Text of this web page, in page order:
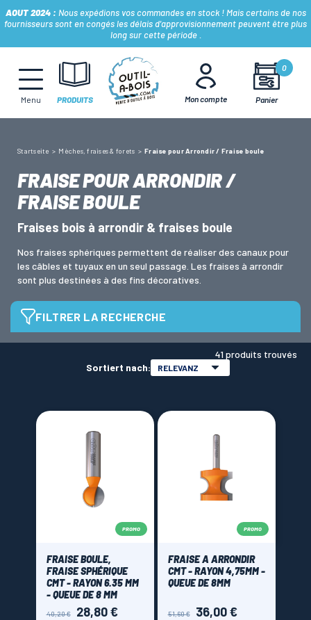
AOUT 2024 : Nous expédions vos commandes en stock ! Mais certains de nos
fournisseurs sont en congés les délais d'approvisionnement peuvent être plus
long sur cette période .
Menu PRODUITS Mon compte Panier
0
MÈCHES, FRAISES & FORETS
LAMES & DISQUES
CONSOMMABLES
OUTILS À MAIN
OUTILS DE TOUPIE
FERS & PLAQUETTES
Startseite Mèches, fraises & forets Fraise pour Arrondir / Fraise boule
FRAISE POUR ARRONDIR /
FRAISE BOULE
Fraises bois à arrondir & fraises boule
Nos fraises sphériques permettent de réaliser des canaux pour
les câbles et tuyaux en un seul passage. Les fraises à arrondir
sont plus destinées à des fins décoratives.
FILTRER LA RECHERCHE
Type de fraise
Diamètre de Queue
Queue de 6 mm
Queue de 8 mm
Queue de 12 mm
41 produits trouvés
Sortiert nach:
RELEVANZ
PROMO
FRAISE BOULE,
FRAISE SPHÉRIQUE
CMT - RAYON 6.35 MM
- QUEUE DE 8 MM
Verkaufspreis
40,20 € Preis
28,80 €
PROMO
FRAISE A ARRONDIR
CMT - RAYON 4,75MM -
QUEUE DE 8MM
Verkaufspreis
51,60 € Preis
36,00 €